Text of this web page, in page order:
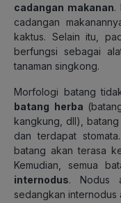
cadangan makanan.
cadangan
kaktus. Selain itu,
berfungsi sebagai
tanaman singkong.
Morfologi batang
batang herba
kangkung, dll), batang
dan terdapat
batang akan terasa
Kemudian, semua
internodus. Nodus
sedangkan internodus